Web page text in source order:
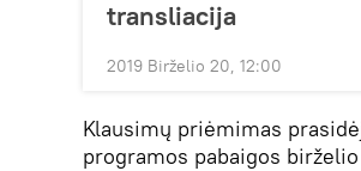
transliacija
2019 Birželio 20, 12:00
Klausimų priėmimas
programos pabaigos